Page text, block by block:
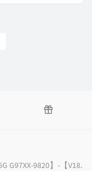
章
G97XX-9820】-【V18.